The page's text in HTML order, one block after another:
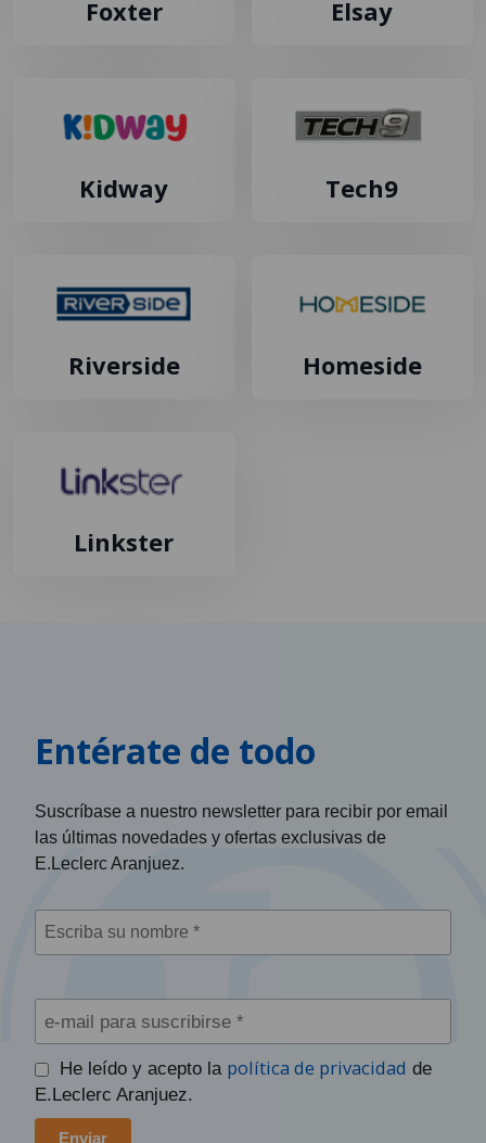
Foxter Elsay
Kidway Tech9
Riverside Homeside
Linkster
Entérate de todo
Suscríbase a nuestro newsletter para recibir por email
las últimas novedades y ofertas exclusivas de
E.Leclerc Aranjuez.
He leído y acepto la política de privacidad de
E.Leclerc Aranjuez.